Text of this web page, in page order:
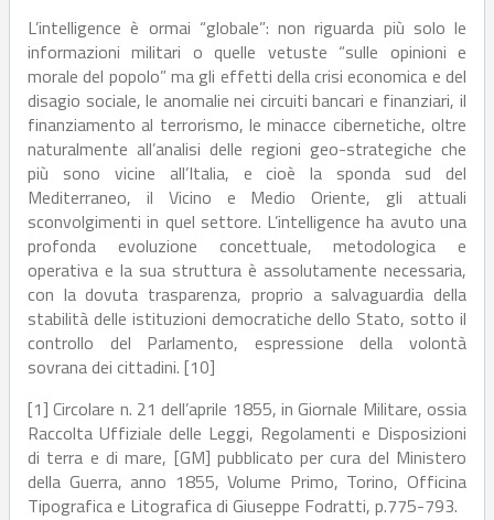
L’intelligence è ormai “globale”: non riguarda più solo le
informazioni militari o quelle vetuste “sulle opinioni e
morale del popolo” ma gli effetti della crisi economica e del
disagio sociale, le anomalie nei circuiti bancari e finanziari, il
finanziamento al terrorismo, le minacce cibernetiche, oltre
naturalmente all’analisi delle regioni geo-strategiche che
più sono vicine all’Italia, e cioè la sponda sud del
Mediterraneo, il Vicino e Medio Oriente, gli attuali
sconvolgimenti in quel settore. L’intelligence ha avuto una
profonda evoluzione concettuale, metodologica e
operativa e la sua struttura è assolutamente necessaria,
con la dovuta trasparenza, proprio a salvaguardia della
stabilità delle istituzioni democratiche dello Stato, sotto il
controllo del Parlamento, espressione della volontà
sovrana dei cittadini. [10]
[1] Circolare n. 21 dell’aprile 1855, in Giornale Militare, ossia
Raccolta Uffiziale delle Leggi, Regolamenti e Disposizioni
di terra e di mare, [GM] pubblicato per cura del Ministero
della Guerra, anno 1855, Volume Primo, Torino, Officina
Tipografica e Litografica di Giuseppe Fodratti, p.775-793.